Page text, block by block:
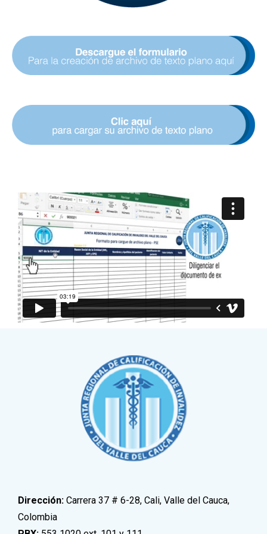
Dirección: Carrera 37 # 6-28, Cali, Valle del Cauca,
Colombia